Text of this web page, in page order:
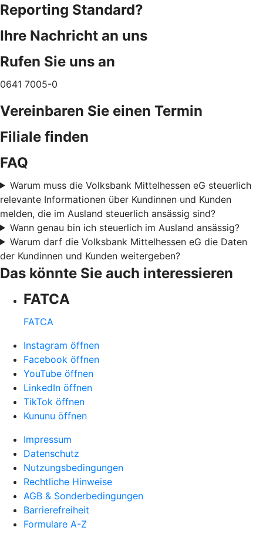
Reporting Standard?
Ihre Nachricht an uns
Rufen Sie uns an
0641 7005-0
Vereinbaren Sie einen Termin
Filiale finden
FAQ
Warum muss die Volksbank Mittelhessen eG steuerlich
relevante Informationen über Kundinnen und Kunden
melden, die im Ausland steuerlich ansässig sind?
Wann genau bin ich steuerlich im Ausland ansässig?
Warum darf die Volksbank Mittelhessen eG die Daten
der Kundinnen und Kunden weitergeben?
Das könnte Sie auch interessieren
FATCA
FATCA
Instagram öffnen
Facebook öffnen
YouTube öffnen
LinkedIn öffnen
TikTok öffnen
Kununu öffnen
Impressum
Datenschutz
Nutzungsbedingungen
Rechtliche Hinweise
AGB & Sonderbedingungen
Barrierefreiheit
Formulare A-Z